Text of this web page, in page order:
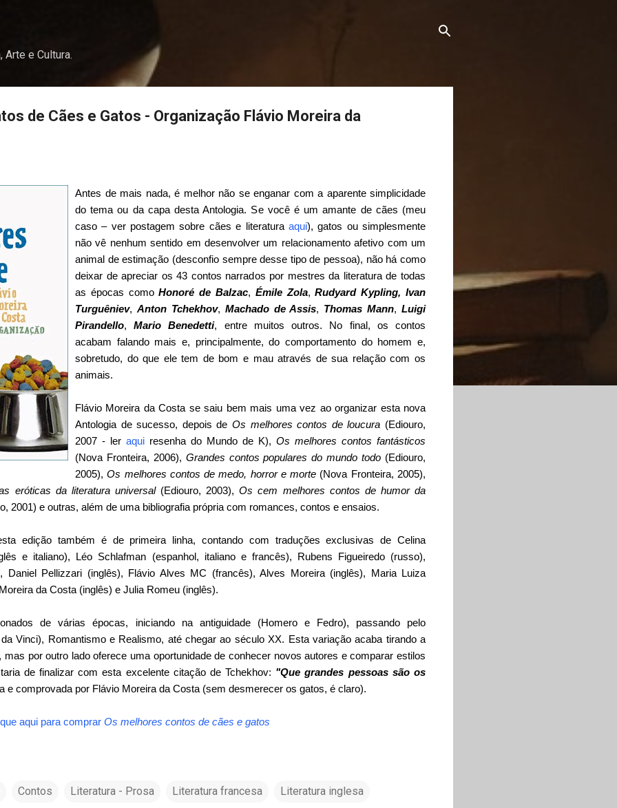
Arte e Cultura.
de Cães e Gatos - Organização Flávio Moreira da
Antes de mais nada, é melhor não se enganar com a aparente simplicidade
do tema ou da capa desta Antologia. Se você é um amante de cães (meu
caso – ver postagem sobre cães e literatura aqui), gatos ou simplesmente
não vê nenhum sentido em desenvolver um relacionamento afetivo com um
animal de estimação (desconfio sempre desse tipo de pessoa), não há como
deixar de apreciar os 43 contos narrados por mestres da literatura de todas
as épocas comoHonoré de Balzac, Émile Zola, Rudyard Kypling, Ivan
Turguêniev, Anton Tchekhov, Machado de Assis, Thomas Mann, Luigi
Pirandello,Mario Benedetti, entre muitos outros. No final, os contos
acabam falando mais e, principalmente, do comportamento do homem e,
sobretudo, do que ele tem de bom e mau através de sua relação com os
animais.
Flávio Moreira da Costa se saiu bem mais uma vez ao organizar esta nova
Antologia de sucesso, depois de Os melhores contos de loucura (Ediouro,
2007 - ler aqui resenha do Mundo de K), Os melhores contos fantásticos
(Nova Fronteira, 2006), Grandes contos populares do mundo todo (Ediouro,
2005),Os melhores contos de medo, horror e morte (Nova Fronteira, 2005),
eróticas da literatura universal(Ediouro, 2003),Os cem melhores contos de humor da
2001) e outras, além de uma bibliografia própria com romances, contos e ensaios.
edição também é de primeira linha, contando com traduções exclusivas de Celina
e italiano), Léo Schlafman (espanhol, italiano e francês), Rubens Figueiredo (russo),
Daniel Pellizzari (inglês), Flávio Alves MC (francês), Alves Moreira (inglês), Maria Luiza
da Costa (inglês) e Julia Romeu (inglês).
de várias épocas, iniciando na antiguidade (Homero e Fedro), passando pelo
Vinci), Romantismo e Realismo, até chegar ao século XX. Esta variação acaba tirando a
mas por outro lado oferece uma oportunidade de conhecer novos autores e comparar estilos
de finalizar com esta excelente citação de Tchekhov: "Que grandes pessoas são os
e comprovada por Flávio Moreira da Costa (sem desmerecer os gatos, é claro).
aqui para comprar Os melhores contos de cães e gatos
Contos Literatura - Prosa Literatura francesa Literatura inglesa